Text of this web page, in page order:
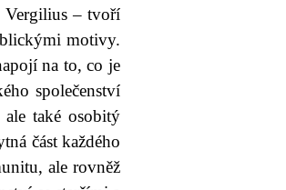
Vergilius – tvoří
motivy.
na to, co je
společenství
také osobitý
část každého
ale rovněž